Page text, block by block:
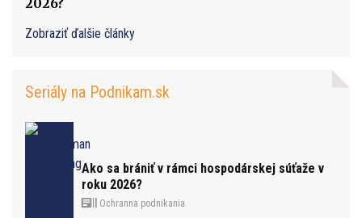
Zobraziť ďalšie články
Seriály na Podnikam.sk
Ako sa brániť v rámci hospodárskej súťaže v
roku 2026?
Ochranna podnikania